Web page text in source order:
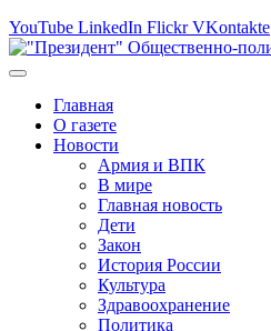
YouTube LinkedIn Flickr VKontakte
Главная
О газете
Новости
Армия и ВПК
В мире
Главная новость
Дети
Закон
История России
Культура
Здравоохранение
Политика